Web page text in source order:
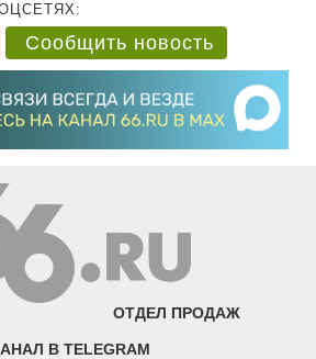
Сообщить новость
ОТДЕЛ ПРОДАЖ
В TELEGRAM